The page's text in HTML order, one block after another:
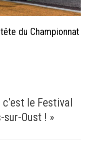
du Championnat
le Festival
sur-Oust ! »